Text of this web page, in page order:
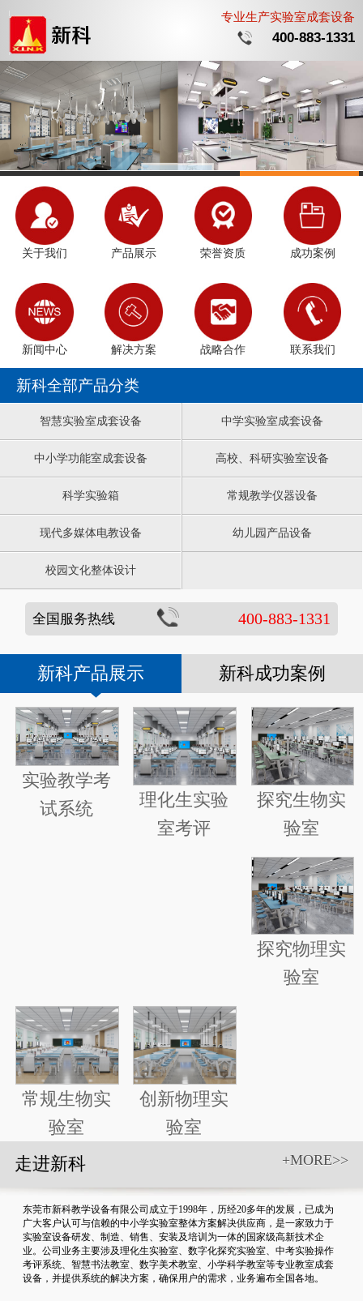
专业生产实验室成套设备
400-883-1331
关于我们 产品展示 荣誉资质 成功案例
新闻中心 解决方案 战略合作 联系我们
新科全部产品分类
智慧实验室成套设备 中学实验室成套设备
中小学功能室成套设备 高校、科研实验室设备
科学实验箱 常规教学仪器设备
现代多媒体电教设备 幼儿园产品设备
校园文化整体设计
全国服务热线 400-883-1331
新科产品展示 新科成功案例
实验教学考
试系统
理化生实验
室考评
探究生物实
验室
探究物理实
验室
常规生物实
验室
创新物理实
验室
+MORE>>
走进新科
东莞市新科教学设备有限公司成立于1998年，历经20多年的发展，已成为
广大客户认可与信赖的中小学实验室整体方案解决供应商，是一家致力于
实验室设备研发、制造、销售、安装及培训为一体的国家级高新技术企
业。公司业务主要涉及理化生实验室、数字化探究实验室、中考实验操作
考评系统、智慧书法教室、数字美术教室、小学科学教室等专业教室成套
设备，并提供系统的解决方案，确保用户的需求，业务遍布全国各地。